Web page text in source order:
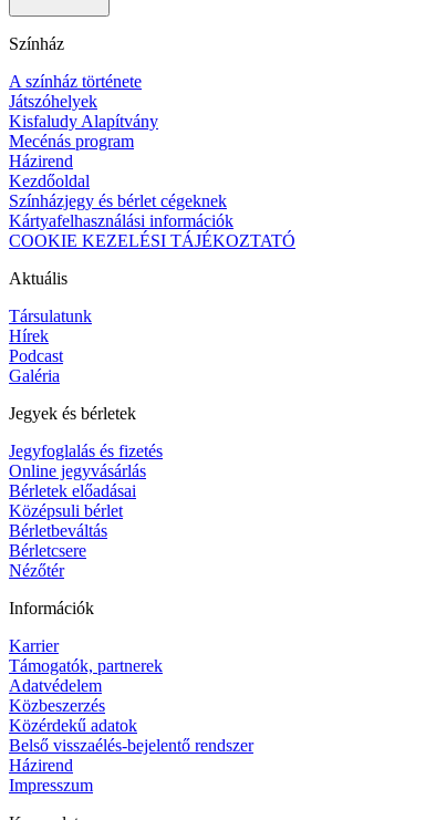
Színház
A színház története
Játszóhelyek
Kisfaludy Alapítvány
Mecénás program
Házirend
Kezdőoldal
Színházjegy és bérlet cégeknek
Kártyafelhasználási információk
COOKIE KEZELÉSI TÁJÉKOZTATÓ
Aktuális
Társulatunk
Hírek
Podcast
Galéria
Jegyek és bérletek
Jegyfoglalás és fizetés
Online jegyvásárlás
Bérletek előadásai
Középsuli bérlet
Bérletbeváltás
Bérletcsere
Nézőtér
Információk
Karrier
Támogatók, partnerek
Adatvédelem
Közbeszerzés
Közérdekű adatok
Belső visszaélés-bejelentő rendszer
Házirend
Impresszum